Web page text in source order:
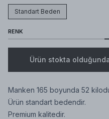
Standart Beden
RENK
Ürün stokta
Manken 165 boyunda 52
Ürün standart bedendir.
Premium kalitedir.